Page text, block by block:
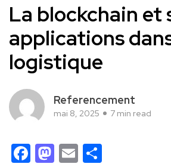
La blockchain et
applications
logistique
Referencement
mai 8, 2025 7 min read
Facebook
Mastodon
Email